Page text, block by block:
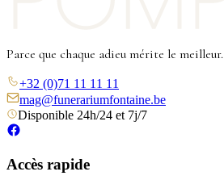
Parce que chaque adieu mérite le meilleur.
+32 (0)71 11 11 11
mag@funerariumfontaine.be
Disponible 24h/24 et 7j/7
Accès rapide